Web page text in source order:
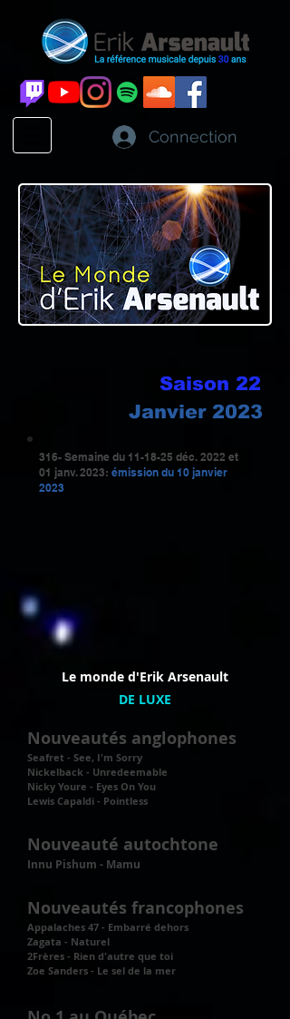
Connection
Saison 22
Janvier 2023
316- Semaine du 11-18-25 déc. 2022 et
01 janv. 2023: émission du 10 janvier
2023
Nouveautés anglophones
Seafret - See, I'm Sorry
Nickelback - Unredeemable
Nicky Youre - Eyes On You
Lewis Capaldi - Pointless
Le monde d'Erik Arsenault
DE LUXE
Nouveauté autochtone
Innu Pishum - Mamu
Nouveautés francophones
Appalaches 47 - Embarré dehors
Zagata - Naturel
2Frères - Rien d'autre que toi
Zoe Sanders - Le sel de la mer